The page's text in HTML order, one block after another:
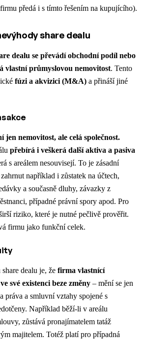
předá i s tímto řešením na kupujícího).
share dealu
dealu se převádí obchodní podíl nebo
vlastní průmyslovou nemovitost. Tento
fúzi a akvizici (M&A) a přináší jiné
jen nemovitost, ale celá společnost.
přebírá i veškerá další aktiva a pasiva
s areálem nesouvisejí​. To je zásadní
například i zůstatek na účtech,
a současně dluhy, závazky z
případné právní spory apod. Pro
riziko, které je nutné pečlivě prověřit.
firmu jako funkční celek.
dealu je, že firma vlastnící
své existenci beze změny – mění se jen
práva a smluvní vztahy spojené s
Například běží-li v areálu
zůstává pronajímatelem tatáž
majitelem. Totéž platí pro případná